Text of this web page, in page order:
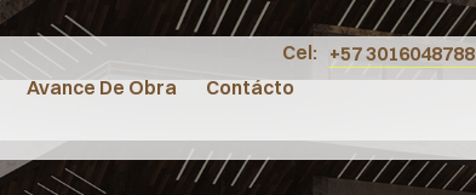
Avance De Obra Contácto
Cel: +57 3016048788